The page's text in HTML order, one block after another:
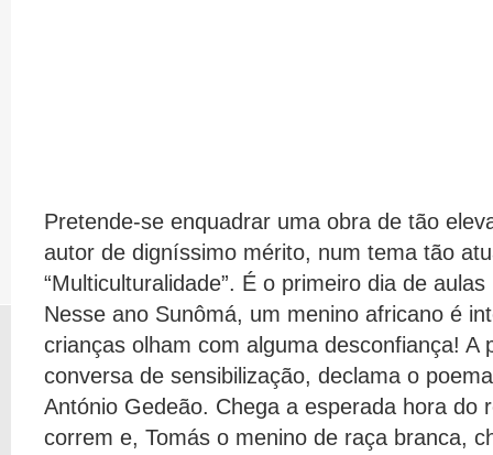
Pretende-se enquadrar uma obra de tão
autor de digníssimo mérito, num tema tão
“Multiculturalidade”. É o primeiro dia de
Nesse ano Sunômá, um menino africano é
crianças olham com alguma desconfiança! A
conversa de sensibilização, declama o
António Gedeão. Chega a esperada hora do
correm e, Tomás o menino de raça branca,